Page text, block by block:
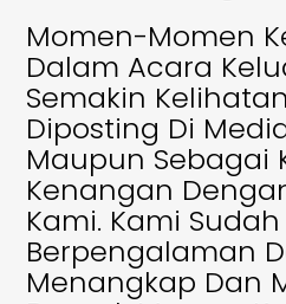
Momen-Momen
Dalam Acara
Semakin
Diposting Di
Maupun Sebagai
Kenangan
Kami. Kami Sudah
Berpengalaman
Menangkap Dan